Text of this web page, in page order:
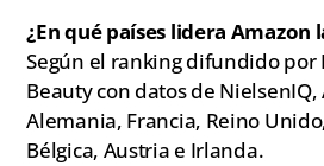
¿En qué países lidera Amazon
Según el ranking difundido por
Beauty con datos de
Alemania, Francia, Reino
Bélgica, Austria e Irlanda.